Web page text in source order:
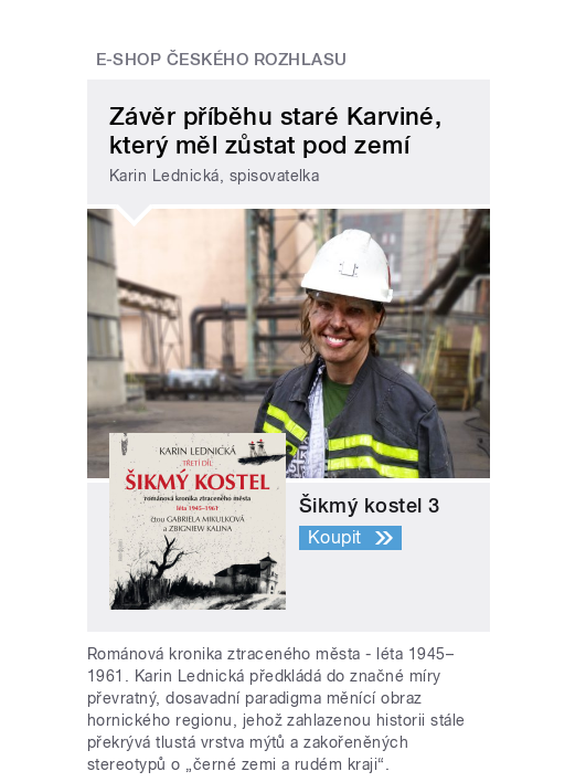
E-SHOP ČESKÉHO ROZHLASU
Závěr příběhu staré Karviné,
který měl zůstat pod zemí
Karin Lednická, spisovatelka
Šikmý kostel 3
Koupit
Románová kronika ztraceného města - léta 1945–
1961. Karin Lednická předkládá do značné míry
převratný, dosavadní paradigma měnící obraz
hornického regionu, jehož zahlazenou historii stále
překrývá tlustá vrstva mýtů a zakořeněných
stereotypů o „černé zemi a rudém kraji“.